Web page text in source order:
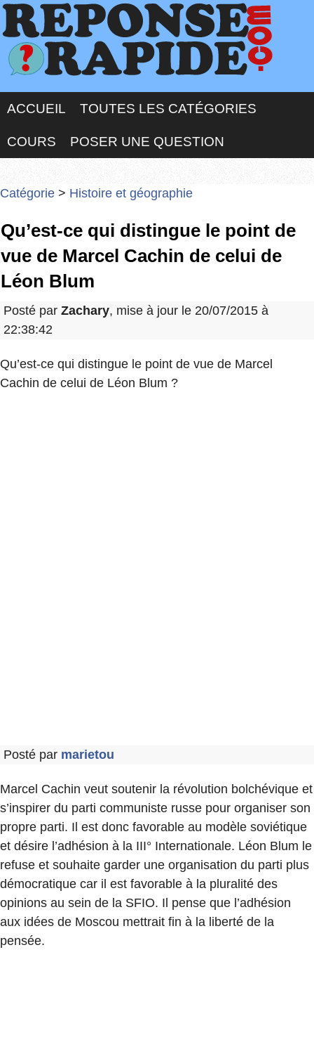
ACCUEIL TOUTES LES CATÉGORIES
COURS POSER UNE QUESTION
Catégorie > Histoire et géographie
Qu’est-ce qui distingue le point de
vue de Marcel Cachin de celui de
Léon Blum
Posté par Zachary, mise à jour le 20/07/2015 à
22:38:42
Qu’est-ce qui distingue le point de vue de Marcel
Cachin de celui de Léon Blum ?
Posté par marietou
Marcel Cachin veut soutenir la révolution bolchévique et
s’inspirer du parti communiste russe pour organiser son
propre parti. Il est donc favorable au modèle soviétique
et désire l’adhésion à la III° Internationale. Léon Blum le
refuse et souhaite garder une organisation du parti plus
démocratique car il est favorable à la pluralité des
opinions au sein de la SFIO. Il pense que l’adhésion
aux idées de Moscou mettrait fin à la liberté de la
pensée.